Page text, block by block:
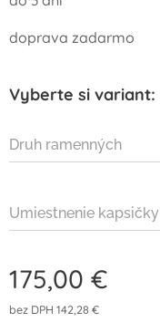
doprava zadarmo
Vyberte si variant:
Druh ramenných
Umiestnenie kapsičky
175,00 €
bez DPH 142,28 €